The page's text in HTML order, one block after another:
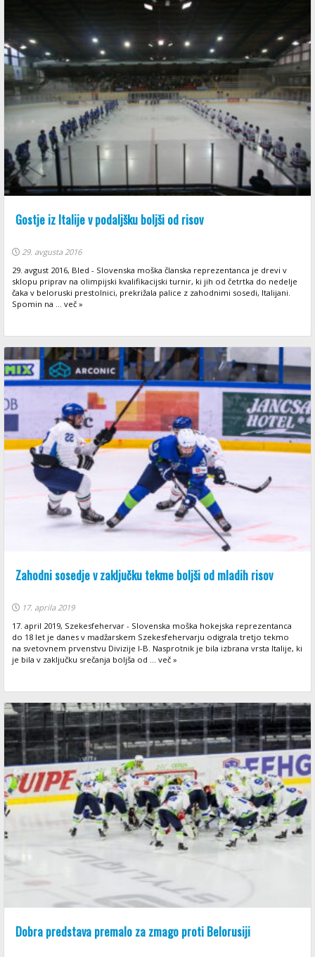
Gostje iz Italije v podaljšku boljši od risov
29. avgusta 2016
29. avgust 2016, Bled - Slovenska moška članska reprezentanca je drevi v
sklopu priprav na olimpijski kvalifikacijski turnir, ki jih od četrtka do nedelje
čaka v beloruski prestolnici, prekrižala palice z zahodnimi sosedi, Italijani.
Spomin na ... več »
Zahodni sosedje v zaključku tekme boljši od mladih risov
17. aprila 2019
17. april 2019, Szekesfehervar - Slovenska moška hokejska reprezentanca
do 18 let je danes v madžarskem Szekesfehervarju odigrala tretjo tekmo
na svetovnem prvenstvu Divizije I-B. Nasprotnik je bila izbrana vrsta Italije, ki
je bila v zaključku srečanja boljša od ... več »
Dobra predstava premalo za zmago proti Belorusiji